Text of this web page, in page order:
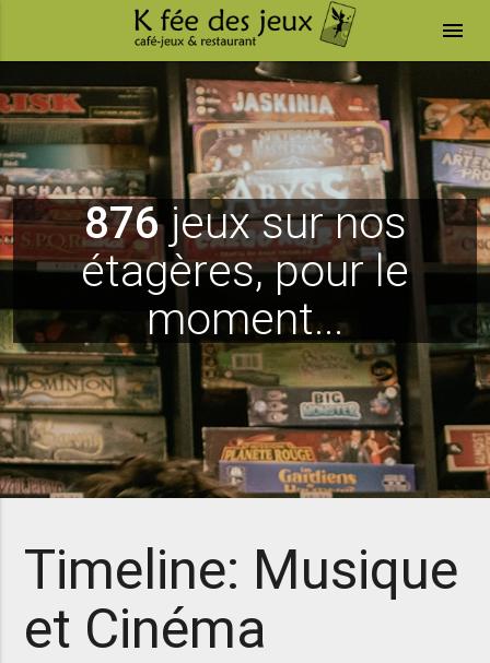
menu
876jeux sur nos
étagères, pour le
moment...
Timeline: Musique
et Cinéma